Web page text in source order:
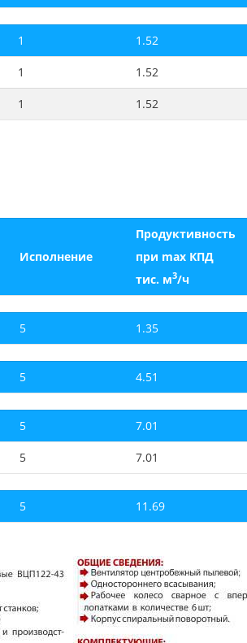
1 1.52
1 1.52
1 1.52
Исполнение
Продуктивность
при max КПД
тис. м3/ч
5 1.35
5 4.51
5 7.01
5 7.01
5 11.69